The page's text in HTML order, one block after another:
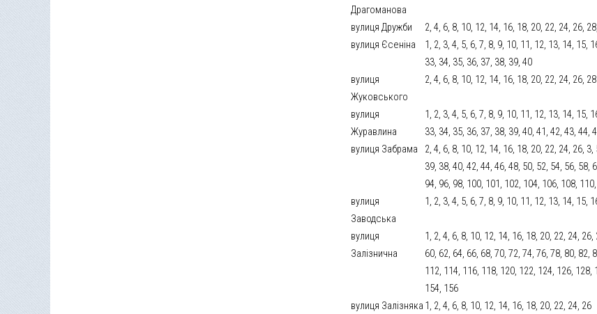
Драгоманова
вулиця Дружби 2, 4, 6, 8, 10, 12, 14, 16, 18, 20, 22, 24, 26,
вулиця Єсеніна
1, 2, 3, 4, 5, 6, 7, 8, 9, 10, 11, 12, 13, 14, 15,
33, 34, 35, 36, 37, 38, 39, 40
вулиця
Жуковського
2, 4, 6, 8, 10, 12, 14, 16, 18, 20, 22, 24, 26, 28
вулиця
Журавлина
1, 2, 3, 4, 5, 6, 7, 8, 9, 10, 11, 12, 13, 14, 15,
33, 34, 35, 36, 37, 38, 39, 40, 41, 42, 43, 44,
вулиця Забрама
2, 4, 6, 8, 10, 12, 14, 16, 18, 20, 22, 24, 26,
39, 38, 40, 42, 44, 46, 48, 50, 52, 54, 56, 58,
94, 96, 98, 100, 101, 102, 104, 106, 108,
вулиця
Заводська
1, 2, 3, 4, 5, 6, 7, 8, 9, 10, 11, 12, 13, 14, 15,
вулиця
Залізнична
1, 2, 4, 6, 8, 10, 12, 14, 16, 18, 20, 22, 24,
60, 62, 64, 66, 68, 70, 72, 74, 76, 78, 80, 82,
112, 114, 116, 118, 120, 122, 124, 126,
154, 156
вулиця Залізняка 1, 2, 4, 6, 8, 10, 12, 14, 16, 18, 20, 22, 24, 26